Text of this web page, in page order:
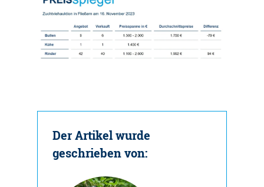
Der Artikel wurde
geschrieben von: